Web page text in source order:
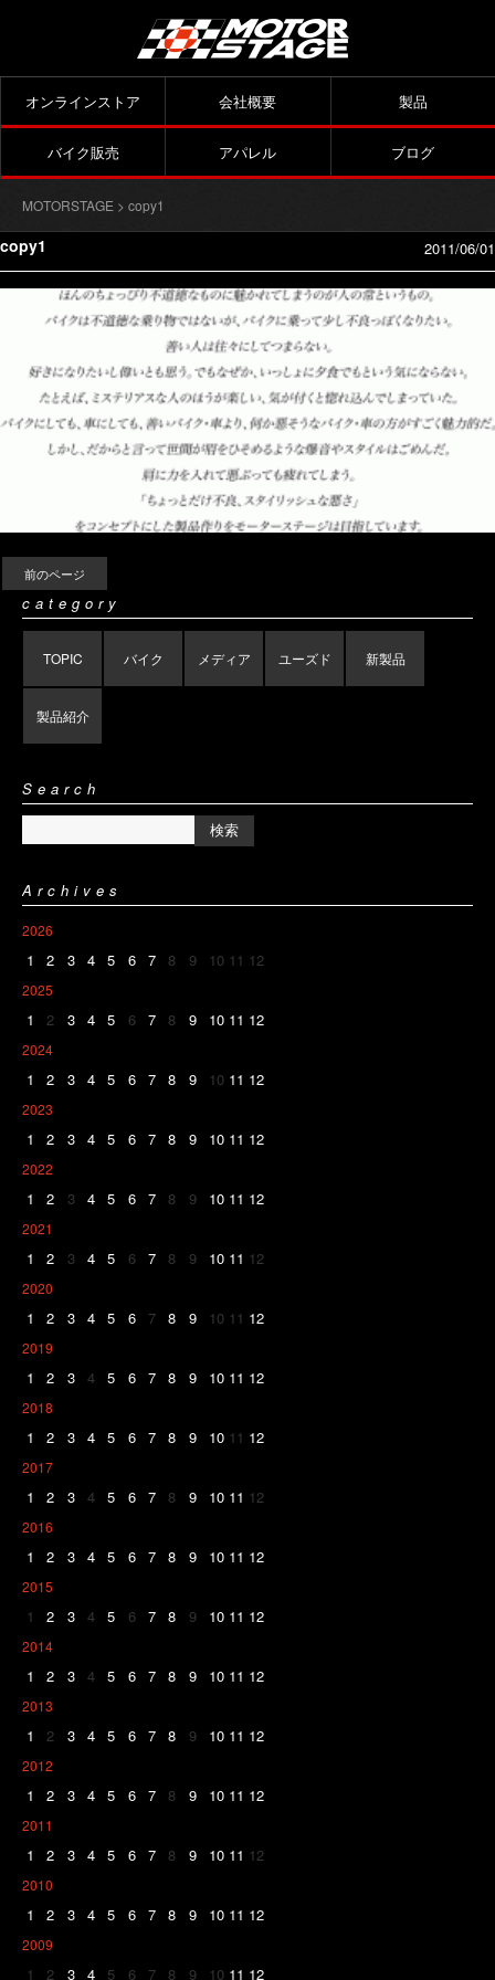
オンラインストア 会社概要 製品
バイク販売 アパレル ブログ
MOTORSTAGE > copy1
copy1 2011/06/01
前のページ
category
TOPIC バイク メディア ユーズド 新製品
製品紹介
Search
Archives
2026
1 2 3 4 5 6 7 8 9 10 11 12
2025
1 2 3 4 5 6 7 8 9 10 11 12
2024
1 2 3 4 5 6 7 8 9 10 11 12
2023
1 2 3 4 5 6 7 8 9 10 11 12
2022
1 2 3 4 5 6 7 8 9 10 11 12
2021
1 2 3 4 5 6 7 8 9 10 11 12
2020
1 2 3 4 5 6 7 8 9 10 11 12
2019
1 2 3 4 5 6 7 8 9 10 11 12
2018
1 2 3 4 5 6 7 8 9 10 11 12
2017
1 2 3 4 5 6 7 8 9 10 11 12
2016
1 2 3 4 5 6 7 8 9 10 11 12
2015
1 2 3 4 5 6 7 8 9 10 11 12
2014
1 2 3 4 5 6 7 8 9 10 11 12
2013
1 2 3 4 5 6 7 8 9 10 11 12
2012
1 2 3 4 5 6 7 8 9 10 11 12
2011
1 2 3 4 5 6 7 8 9 10 11 12
2010
1 2 3 4 5 6 7 8 9 10 11 12
2009
1 2 3 4 5 6 7 8 9 10 11 12